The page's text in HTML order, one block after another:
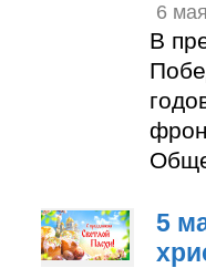
6
В
5